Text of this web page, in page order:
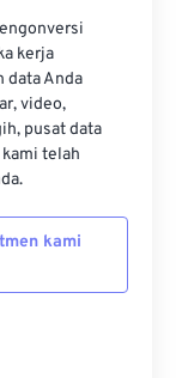
kerja
data Anda
video,
pusat data
telah
kami